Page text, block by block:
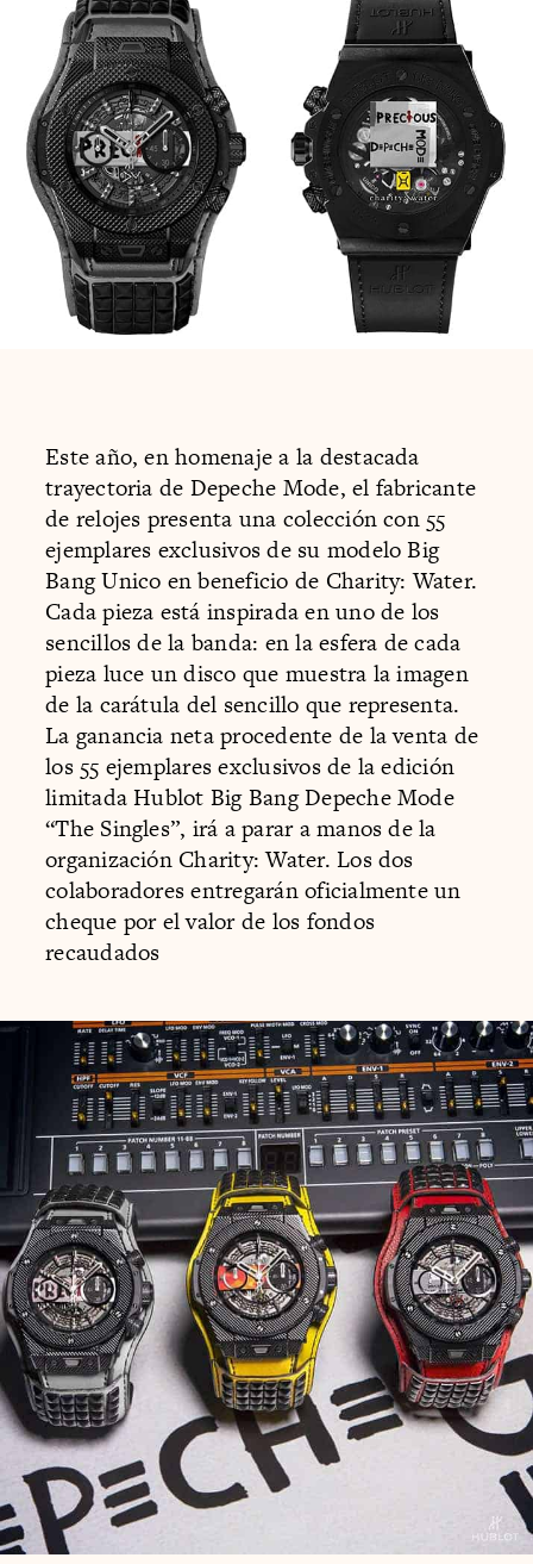
Este año, en homenaje a la destacada
trayectoria de Depeche Mode, el fabricante
de relojes presenta una colección con 55
ejemplares exclusivos de su modelo Big
Bang Unico en beneficio de Charity: Water.
Cada pieza está inspirada en uno de los
sencillos de la banda: en la esfera de cada
pieza luce un disco que muestra la imagen
de la carátula del sencillo que representa.
La ganancia neta procedente de la venta de
los 55 ejemplares exclusivos de la edición
limitada Hublot Big Bang Depeche Mode
“The Singles”, irá a parar a manos de la
organización Charity: Water. Los dos
colaboradores entregarán oficialmente un
cheque por el valor de los fondos
recaudados